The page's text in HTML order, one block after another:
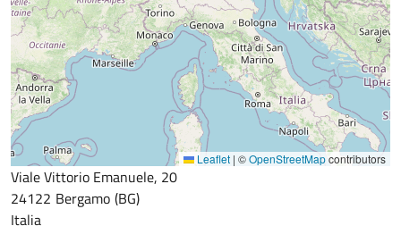
Leaflet | ©OpenStreetMapcontributors
Viale Vittorio Emanuele, 20
24122 Bergamo BG
Italia